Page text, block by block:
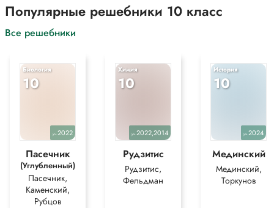
Популярные решебники 10 класс
Все решебники
Биология
10
уч.2022
Пасечник
(Углубленный)
Пасечник,
Каменский,
Рубцов
Химия
10
уч.2022,2014
Рудзитис
Рудзитис,
Фельдман
История
10
уч.2024
Мединский
Мединский,
Торкунов